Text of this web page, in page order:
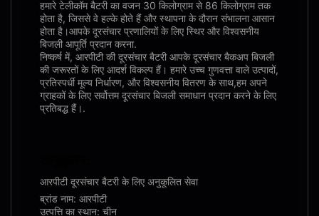
हमारे टेलीकॉम बैटरी का वजन 30 किलोग्राम से 86 किलोग्राम तक
होता है, जिससे वे हल्के होते हैं और स्थापना के दौरान संभालना आसान
होता है।आपके दूरसंचार प्रणालियों के लिए स्थिर और विश्वसनीय
बिजली आपूर्ति प्रदान करना.
निष्कर्ष में, आरपीटी की दूरसंचार बैटरी आपके दूरसंचार बैकअप बिजली
की जरूरतों के लिए आदर्श विकल्प हैं। हमारे उच्च गुणवत्ता वाले उत्पादों,
प्रतिस्पर्धी मूल्य निर्धारण, और विश्वसनीय वितरण के साथ,हम अपने
ग्राहकों के लिए सर्वोत्तम दूरसंचार बिजली समाधान प्रदान करने के लिए
प्रतिबद्ध हैं।.
आरपीटी दूरसंचार बैटरी के लिए अनुकूलित सेवा
ब्रांड नाम: आरपीटी
उत्पत्ति का स्थान: चीन